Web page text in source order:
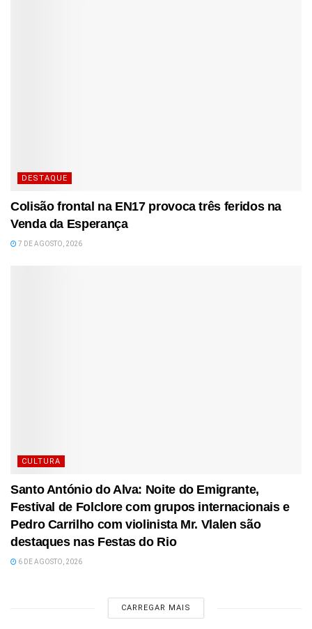
DESTAQUE
Colisão frontal na EN17 provoca três feridos na
Venda da Esperança
7 DE AGOSTO, 2026
CULTURA
Santo António do Alva: Noite do Emigrante,
Festival de Folclore com grupos internacionais e
Pedro Carrilho com violinista Mr. Vlalen são
destaques nas Festas do Rio
6 DE AGOSTO, 2026
CARREGAR MAIS